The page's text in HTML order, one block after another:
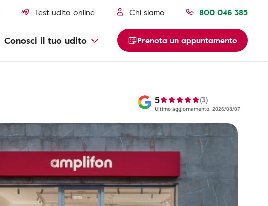
Test udito online Chi siamo 800 046 385
Conosci il tuo udito Prenota un appuntamento
5 (3)
Ultimo aggiornamento: 2026/08/07